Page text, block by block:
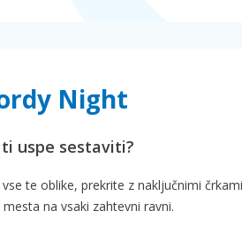
Night
uspe sestaviti?
te oblike, prekrite z naključnimi
na vsaki zahtevni ravni.